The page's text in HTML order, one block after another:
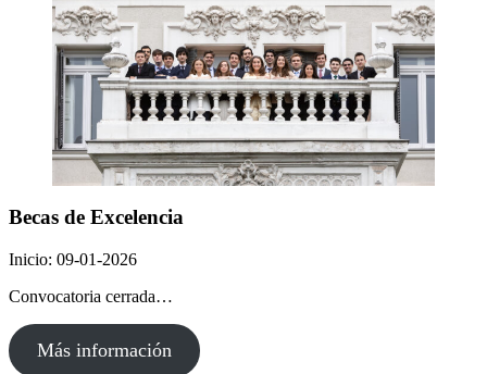
Becas de Excelencia
Inicio: 09-01-2026
Convocatoria cerrada…
Más información